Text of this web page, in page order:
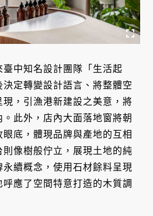
中知名設計團隊「生活起
定轉變設計語言、將整體空
現，引漁港新建設之美意，將
此外，店內大面落地窗將朝
底，體現品牌與產地的互相
像樹般佇立，展現土地的純
續概念，使用石材餘料呈現
應了空間特意打造的木質調